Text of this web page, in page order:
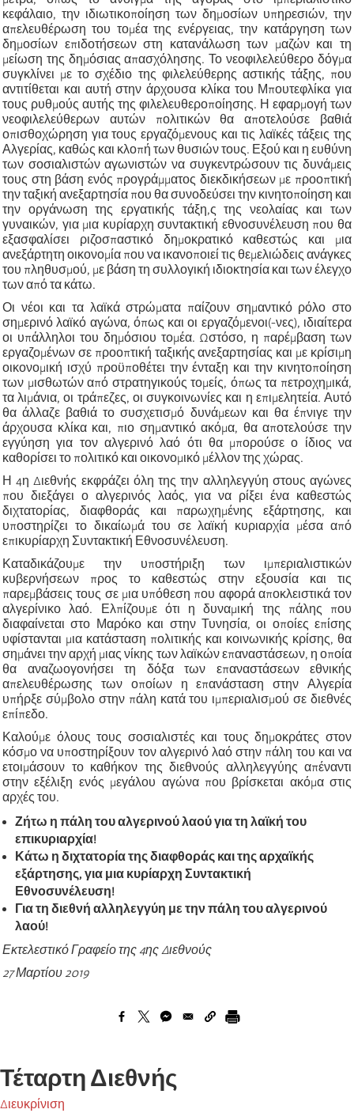
κεφάλαιο, την ιδιωτικοποίηση των δημοσίων υπηρεσιών, την
απελευθέρωση του τομέα της ενέργειας, την κατάργηση των
δημοσίων επιδοτήσεων στη κατανάλωση των μαζών και τη
μείωση της δημόσιας απασχόλησης. Το νεοφιλελεύθερο δόγμα
συγκλίνει με το σχέδιο της φιλελεύθερης αστικής τάξης, που
αντιτίθεται και αυτή στην άρχουσα κλίκα του Μπουτεφλίκα για
τους ρυθμούς αυτής της φιλελευθεροποίησης. Η εφαρμογή των
νεοφιλελεύθερων αυτών πολιτικών θα αποτελούσε βαθιά
οπισθοχώρηση για τους εργαζόμενους και τις λαϊκές τάξεις της
Αλγερίας, καθώς και κλοπή των θυσιών τους. Εξού και η ευθύνη
των σοσιαλιστών αγωνιστών να συγκεντρώσουν τις δυνάμεις
τους στη βάση ενός προγράμματος διεκδικήσεων με προοπτική
την ταξική ανεξαρτησία που θα συνοδεύσει την κινητοποίηση και
την οργάνωση της εργατικής τάξη,ς της νεολαίας και των
γυναικών, για μια κυρίαρχη συντακτική εθνοσυνέλευση που θα
εξασφαλίσει ριζοσπαστικό δημοκρατικό καθεστώς και μια
ανεξάρτητη οικονομία που να ικανοποιεί τις θεμελιώδεις ανάγκες
του πληθυσμού, με βάση τη συλλογική ιδιοκτησία και των έλεγχο
των από τα κάτω.
Οι νέοι και τα λαϊκά στρώματα παίζουν σημαντικό ρόλο στο
σημερινό λαϊκό αγώνα, όπως και οι εργαζόμενοι(-νες), ιδιαίτερα
οι υπάλληλοι του δημόσιου τομέα. Ωστόσο, η παρέμβαση των
εργαζομένων σε προοπτική ταξικής ανεξαρτησίας και με κρίσιμη
οικονομική ισχύ προϋποθέτει την ένταξη και την κινητοποίηση
των μισθωτών από στρατηγικούς τομείς, όπως τα πετροχημικά,
τα λιμάνια, οι τράπεζες, οι συγκοινωνίες και η επιμελητεία. Αυτό
θα άλλαζε βαθιά το συσχετισμό δυνάμεων και θα έπνιγε την
άρχουσα κλίκα και, πιο σημαντικό ακόμα, θα αποτελούσε την
εγγύηση για τον αλγερινό λαό ότι θα μπορούσε ο ίδιος να
καθορίσει το πολιτικό και οικονομικό μέλλον της χώρας.
Η 4η Διεθνής εκφράζει όλη της την αλληλεγγύη στους αγώνες
που διεξάγει ο αλγερινός λαός, για να ρίξει ένα καθεστώς
διχτατορίας, διαφθοράς και παρωχημένης εξάρτησης, και
υποστηρίζει το δικαίωμά του σε λαϊκή κυριαρχία μέσα από
επικυρίαρχη Συντακτική Εθνοσυνέλευση.
Καταδικάζουμε την υποστήριξη των ιμπεριαλιστικών
κυβερνήσεων προς το καθεστώς στην εξουσία και τις
παρεμβάσεις τους σε μια υπόθεση που αφορά αποκλειστικά τον
αλγερίνικο λαό. Ελπίζουμε ότι η δυναμική της πάλης που
διαφαίνεται στο Μαρόκο και στην Τυνησία, οι οποίες επίσης
υφίστανται μια κατάσταση πολιτικής και κοινωνικής κρίσης, θα
σημάνει την αρχή μιας νίκης των λαϊκών επαναστάσεων, η οποία
θα αναζωογονήσει τη δόξα των επαναστάσεων εθνικής
απελευθέρωσης των οποίων η επανάσταση στην Αλγερία
υπήρξε σύμβολο στην πάλη κατά του ιμπεριαλισμού σε διεθνές
επίπεδο.
Καλούμε όλους τους σοσιαλιστές και τους δημοκράτες στον
κόσμο να υποστηρίξουν τον αλγερινό λαό στην πάλη του και να
ετοιμάσουν το καθήκον της διεθνούς αλληλεγγύης απέναντι
στην εξέλιξη ενός μεγάλου αγώνα που βρίσκεται ακόμα στις
αρχές του.
Ζήτω η πάλη του αλγερινού λαού για τη λαϊκή του
επικυριαρχία!
Κάτω η διχτατορία της διαφθοράς και της αρχαϊκής
εξάρτησης, για μια κυρίαρχη Συντακτική
Εθνοσυνέλευση!
Για τη διεθνή αλληλεγγύη με την πάλη του αλγερινού
λαού!
Εκτελεστικό Γραφείο της 4ης Διεθνούς
27 Μαρτίου 2019
Τέταρτη Διεθνής
Διευκρίνιση